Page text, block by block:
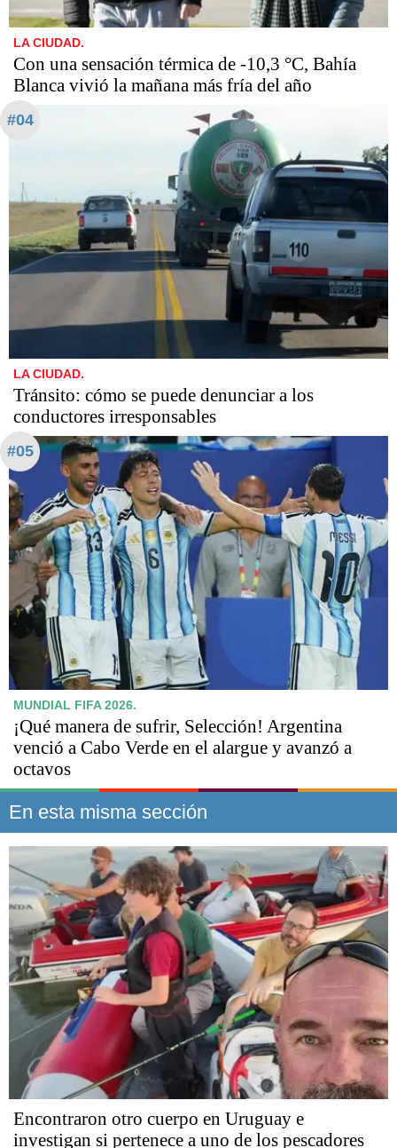
LA CIUDAD.
Con una sensación térmica de -10,3 °C, Bahía
Blanca vivió la mañana más fría del año
#04
LA CIUDAD.
Tránsito: cómo se puede denunciar a los
conductores irresponsables
#05
MUNDIAL FIFA 2026.
¡Qué manera de sufrir, Selección! Argentina
venció a Cabo Verde en el alargue y avanzó a
octavos
En esta misma sección
Encontraron otro cuerpo en Uruguay e
investigan si pertenece a uno de los pescadores